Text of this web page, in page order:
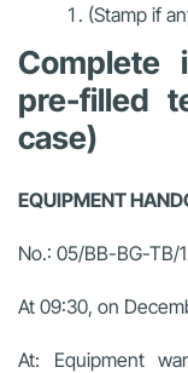
(Stamp if
Complete
pre-filled
case)
EQUIPMENT
No.: 05/BB-BG-TB/
At 09:30, on
At: Equipment